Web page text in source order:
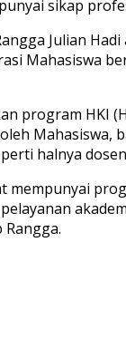
sikap
Julian
Mahasiswa
program HKI
halnya